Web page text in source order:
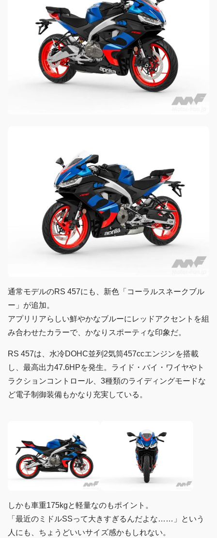
通常モデルのRS 457にも、新色「コーラルスネークブル
ー」が追加。
アプリリアらしい鮮やかなブルーにレッドアクセントを組
み合わせたカラーで、かなりスポーティな印象だ。
RS 457は、水冷DOHC並列2気筒457ccエンジンを搭載
し、最高出力47.6HPを発生。ライド・バイ・ワイヤやト
ラクションコントロール、3種類のライディングモードな
ど電子制御装備もかなり充実している。
しかも車重175kgと軽量なのもポイント。
「最近のミドルSSって大きすぎるんだよな……」という
人にも、ちょうどいいサイズ感かもしれない。